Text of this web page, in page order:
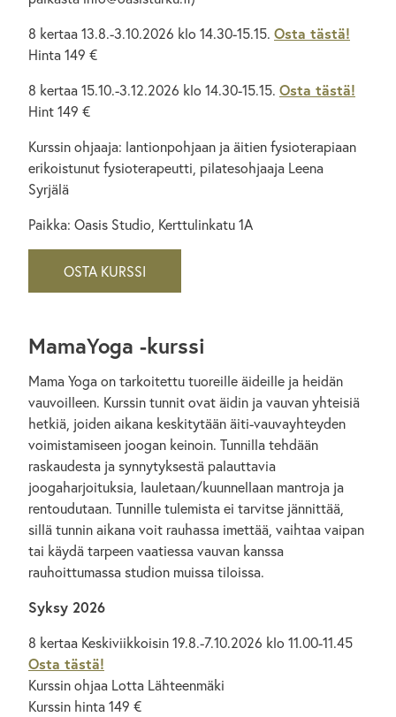
8 kertaa 13.8.-3.10.2026 klo 14.30-15.15. Osta tästä!
Hinta 149 €
8 kertaa 15.10.-3.12.2026 klo 14.30-15.15. Osta tästä!
Hint 149 €
Kurssin ohjaaja: lantionpohjaan ja äitien fysioterapiaan
erikoistunut fysioterapeutti, pilatesohjaaja Leena
Syrjälä
Paikka: Oasis Studio, Kerttulinkatu 1A
OSTA KURSSI
MamaYoga -kurssi
Mama Yoga on tarkoitettu tuoreille äideille ja heidän
vauvoilleen. Kurssin tunnit ovat äidin ja vauvan yhteisiä
hetkiä, joiden aikana keskitytään äiti-vauvayhteyden
voimistamiseen joogan keinoin. Tunnilla tehdään
raskaudesta ja synnytyksestä palauttavia
joogaharjoituksia, lauletaan/kuunnellaan mantroja ja
rentoudutaan. Tunnille tulemista ei tarvitse jännittää,
sillä tunnin aikana voit rauhassa imettää, vaihtaa vaipan
tai käydä tarpeen vaatiessa vauvan kanssa
rauhoittumassa studion muissa tiloissa.
Syksy 2026
8 kertaa Keskiviikkoisin 19.8.-7.10.2026 klo 11.00-11.45
Osta tästä!
Kurssin ohjaa Lotta Lähteenmäki
Kurssin hinta 149 €